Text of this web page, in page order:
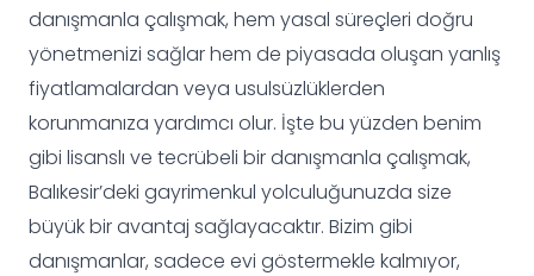
danışmanla çalışmak, hem yasal süreçleri doğru
yönetmenizi sağlar hem de piyasada oluşan yanlış
fiyatlamalardan veya usulsüzlüklerden
korunmanıza yardımcı olur. İşte bu yüzden benim
gibi lisanslı ve tecrübeli bir danışmanla çalışmak,
Balıkesir’deki gayrimenkul yolculuğunuzda size
büyük bir avantaj sağlayacaktır. Bizim gibi
danışmanlar, sadece evi göstermekle kalmıyor,